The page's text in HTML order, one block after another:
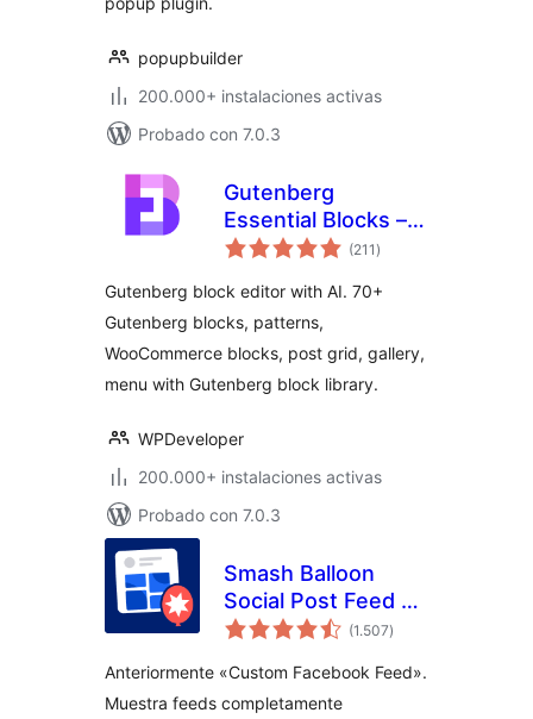
popupbuilder
200.000+ instalaciones activas
Probado con 7.0.3
Gutenberg
Essential Blocks –
Page Builder for
Patterns
(211 valoraciones
en
)
Gutenberg block editor with AI. 70+
Gutenberg blocks, patterns,
WooCommerce blocks, post grid, gallery,
menu with Gutenberg block library.
WPDeveloper
200.000+ instalaciones activas
Probado con 7.0.3
Smash Balloon
Social Post Feed –
Simple Social Feeds
(1.507valoraciones
en
)
Anteriormente «Custom Facebook Feed».
Muestra feeds completamente